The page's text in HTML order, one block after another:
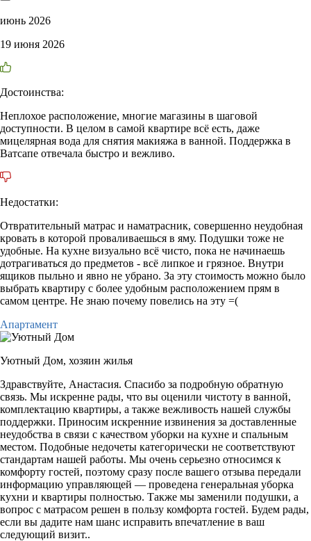
июнь 2026
19 июня 2026
Достоинства:
Неплохое расположение, многие магазины в шаговой
доступности. В целом в самой квартире всё есть, даже
мицелярная вода для снятия макияжа в ванной. Поддержка в
Ватсапе отвечала быстро и вежливо.
Недостатки:
Отвратительный матрас и наматрасник, совершенно неудобная
кровать в которой проваливаешься в яму. Подушки тоже не
удобные. На кухне визуально всё чисто, пока не начинаешь
дотрагиваться до предметов - всё липкое и грязное. Внутри
ящиков пыльно и явно не убрано. За эту стоимость можно было
выбрать квартиру с более удобным расположением прям в
самом центре. Не знаю почему повелись на эту =(
Апартамент
Уютный Дом, хозяин жилья
Здравствуйте, Анастасия. Спасибо за подробную обратную
связь. Мы искренне рады, что вы оценили чистоту в ванной,
комплектацию квартиры, а также вежливость нашей службы
поддержки. Приносим искренние извинения за доставленные
неудобства в связи с качеством уборки на кухне и спальным
местом. Подобные недочеты категорически не соответствуют
стандартам нашей работы. Мы очень серьезно относимся к
комфорту гостей, поэтому сразу после вашего отзыва передали
информацию управляющей — проведена генеральная уборка
кухни и квартиры полностью. Также мы заменили подушки, а
вопрос с матрасом решен в пользу комфорта гостей. Будем рады,
если вы дадите нам шанс исправить впечатление в ваш
следующий визит..